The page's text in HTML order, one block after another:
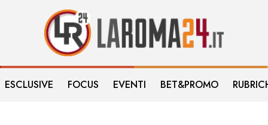
ESCLUSIVE FOCUS EVENTI BET&PROMO